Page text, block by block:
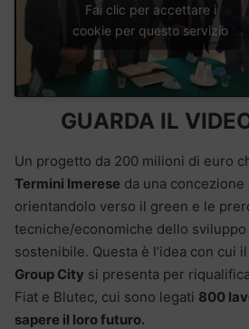
Fai clic per accettare i
cookie per questo servizio
GUARDA IL
Un progetto da 200 milioni di euro
Termini Imerese da una
orientandolo verso il green e le
tecniche/economiche dello
sostenibile. Questa è l’idea con cui
Group City si presenta per
Fiat e Blutec, cui sono legati 800
sapere il loro futuro.